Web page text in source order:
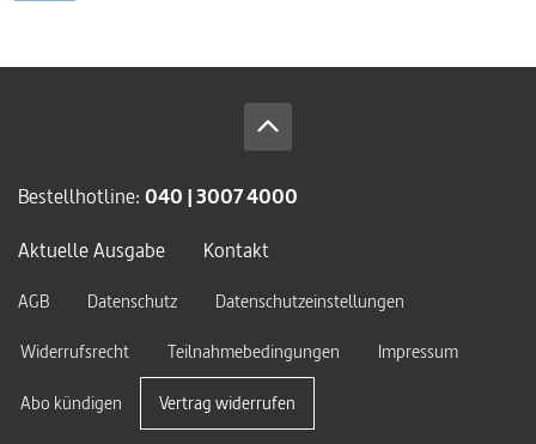
Bestellhotline: 040 | 3007 4000
Aktuelle Ausgabe
Kontakt
AGB Datenschutz
Datenschutzeinstellungen
Widerrufsrecht
Teilnahmebedingungen Impressum
Abo kündigen Vertrag widerrufen